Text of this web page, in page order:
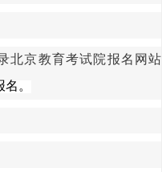
北京教育考试院报名网站
名 。